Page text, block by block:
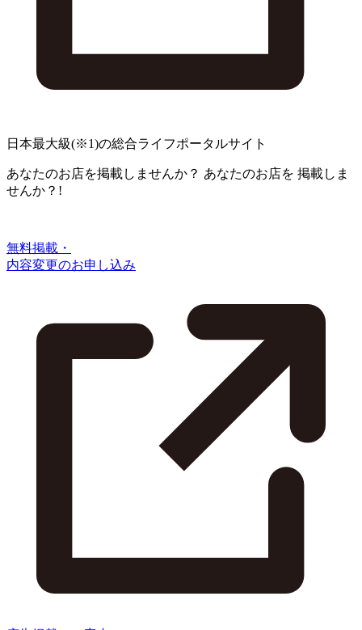
日本最大級(※1)の総合ライフポータルサイト
あなたのお店を掲載しませんか？ あなたのお店を 掲載しま
せんか？!
無料掲載・
内容変更のお申し込み